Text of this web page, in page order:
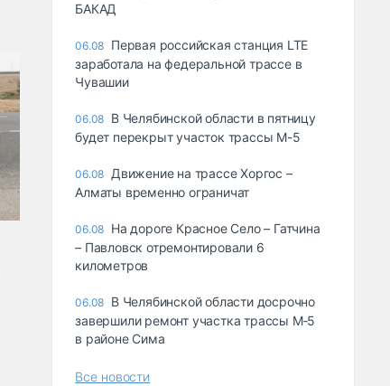
БАКАД
06.08 Первая российская станция LTE
заработала на федеральной трассе в
Чувашии
06.08 В Челябинской области в пятницу
будет перекрыт участок трассы М-5
06.08 Движение на трассе Хоргос –
Алматы временно ограничат
06.08 На дороге Красное Село – Гатчина
– Павловск отремонтировали 6
километров
06.08 В Челябинской области досрочно
завершили ремонт участка трассы М‑5
в районе Сима
Все новости